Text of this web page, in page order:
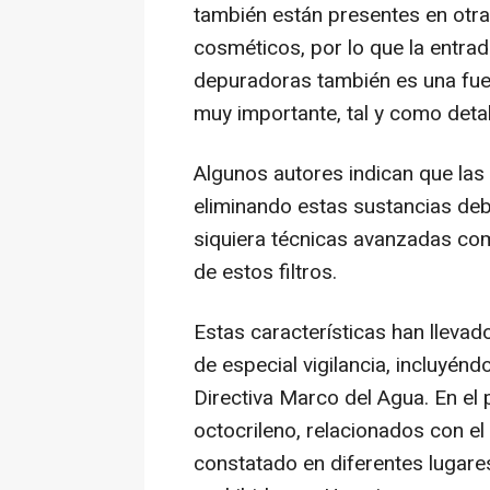
también están presentes en
cosméticos, por lo que la
depuradoras también es una
muy importante, tal y como
Algunos autores indican que
eliminando estas sustancias
siquiera técnicas avanzadas
de estos filtros.
Estas características han
de especial vigilancia,
Directiva Marco del Agua. En
octocrileno, relacionados con
constatado en diferentes